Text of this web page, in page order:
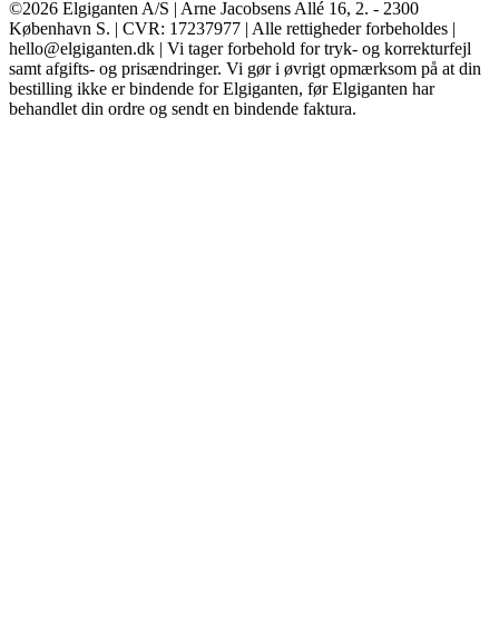
©2026 Elgiganten A/S | Arne Jacobsens Allé 16, 2. - 2300
København S. | CVR: 17237977 | Alle rettigheder forbeholdes |
hello@elgiganten.dk | Vi tager forbehold for tryk- og korrekturfejl
samt afgifts- og prisændringer. Vi gør i øvrigt opmærksom på at din
bestilling ikke er bindende for Elgiganten, før Elgiganten har
behandlet din ordre og sendt en bindende faktura.